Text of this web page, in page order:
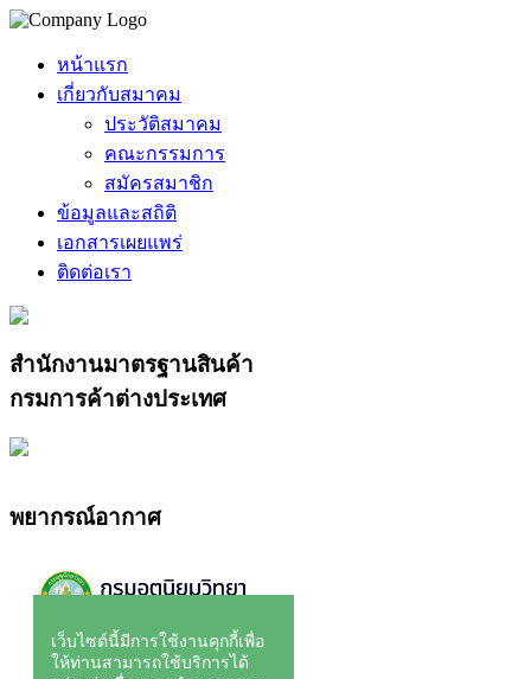
หน้าแรก
เกี่ยวกับสมาคม
ประวัติสมาคม
คณะกรรมการ
สมัครสมาชิก
ข้อมูลและสถิติ
เอกสารเผยแพร่
ติดต่อเรา
สำนักงานมาตรฐานสินค้า
กรมการค้าต่างประเทศ
พยากรณ์อากาศ